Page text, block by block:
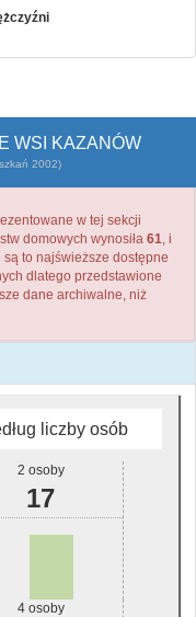
WSI KAZANÓW
2002)
w tej sekcji
domowych wynosiła 61, i
to najświeższe dostępne
dlatego przedstawione
dane archiwalne, niż
liczby osób
2 osoby
17
4 osoby